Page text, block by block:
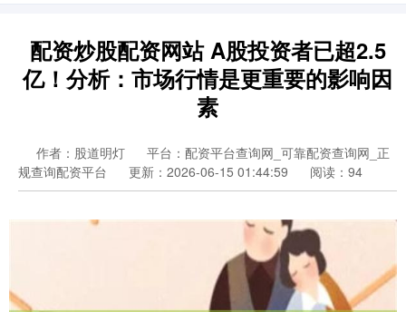
配资炒股配资网站 A股投资者已超2.5
亿！分析：市场行情是更重要的影响因
素
作者：股道明灯
平台：配资平台查询网_可靠配资查询网_正
规查询配资平台
更新：2026-06-15 01:44:59 阅读：94